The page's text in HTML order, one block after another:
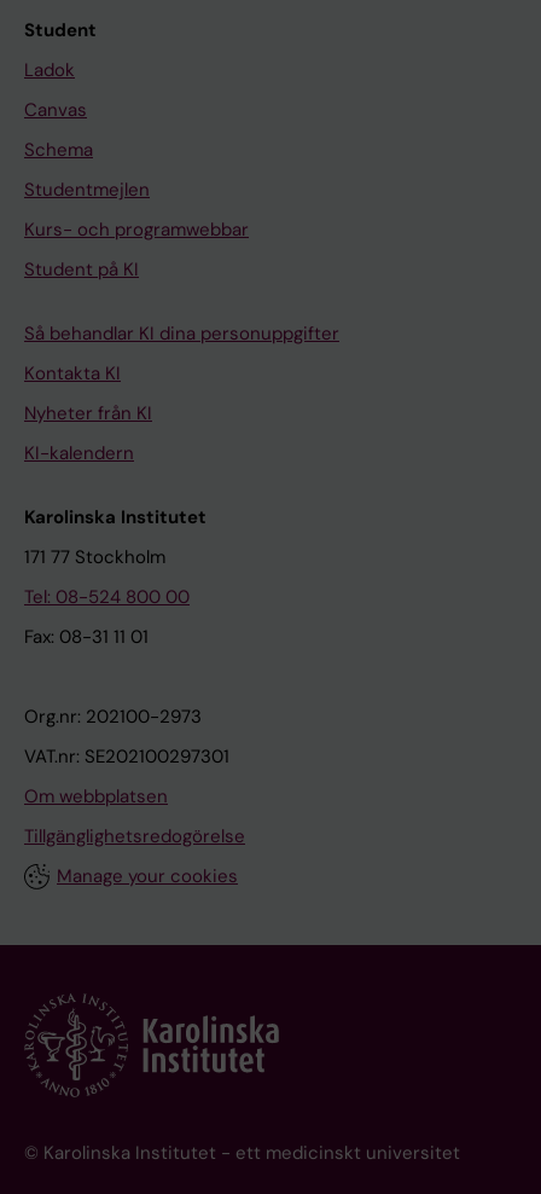
Student
Ladok
Canvas
Schema
Studentmejlen
Kurs- och programwebbar
Student på KI
Så behandlar KI dina personuppgifter
Kontakta KI
Nyheter från KI
KI-kalendern
Karolinska Institutet
171 77 Stockholm
Tel: 08-524 800 00
Fax: 08-31 11 01
Org.nr: 202100-2973
VAT.nr: SE202100297301
Om webbplatsen
Tillgänglighetsredogörelse
Manage your cookies
© Karolinska Institutet - ett medicinskt universitet